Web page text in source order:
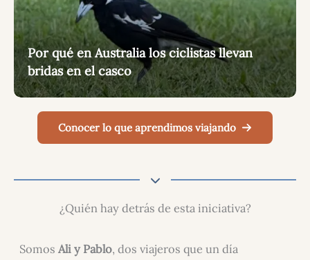
Por qué en Australia los ciclistas llevan
bridas en el casco
Conocer lo que aprendimos viajando
¿Quién hay detrás de esta iniciativa?
Somos Ali y Pablo, dos viajeros que un día